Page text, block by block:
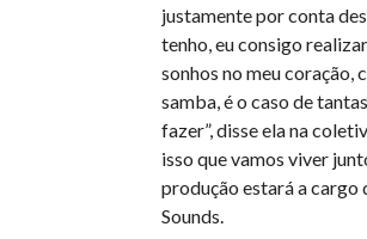
justamente por conta
tenho, eu consigo
sonhos no meu coração,
samba, é o caso de
fazer”, disse ela na
isso que vamos viver
produção estará a cargo
Sounds.